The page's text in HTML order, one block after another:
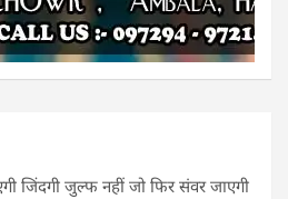
जिंदगी जुल्फ नहीं जो फिर संवर जाएगी